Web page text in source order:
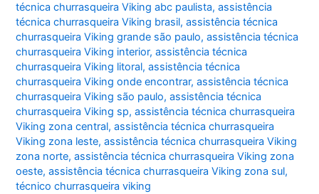
técnica churrasqueira Viking abc paulista,assistência
técnica churrasqueira Viking brasil,assistência técnica
churrasqueira Viking grande são paulo,assistência técnica
churrasqueira Viking interior,assistência técnica
churrasqueira Viking litoral,assistência técnica
churrasqueira Viking onde encontrar,assistência técnica
churrasqueira Viking são paulo,assistência técnica
churrasqueira Viking sp,assistência técnica churrasqueira
Viking zona central,assistência técnica churrasqueira
Viking zona leste,assistência técnica churrasqueira Viking
zona norte,assistência técnica churrasqueira Viking zona
oeste,assistência técnica churrasqueira Viking zona sul,
técnico churrasqueira viking